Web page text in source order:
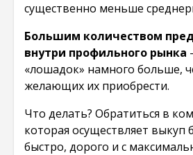
существенно меньше
Большим количеством
внутри профильного рынка
«лошадок» намного больше,
желающих их приобрести.
Что делать? Обратиться в
которая осуществляет выкуп
быстро, дорого и с